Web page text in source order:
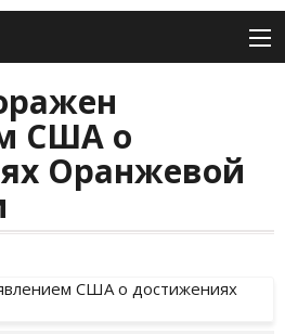
США о
Оранжевой